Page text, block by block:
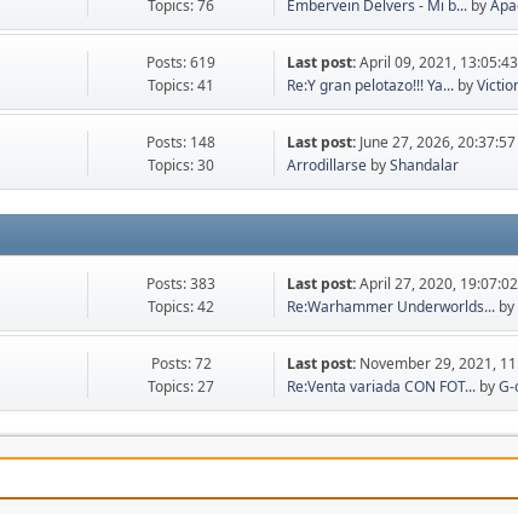
Topics: 76
Embervein Delvers - Mi b... by
Posts: 619
Topics: 41
Last post:April 09, 2021,
Re:Y gran pelotazo!!! Ya... by
Posts: 148
Topics: 30
Last post: June 27, 2026, 20:37:57
Arrodillarse byShandalar
Posts: 383
Topics: 42
Last post:April 27, 2020,
Re:Warhammer Underworlds... by
Posts: 72
Topics: 27
Last post: November 29, 2021,
Re:Venta variada CON FOT... by